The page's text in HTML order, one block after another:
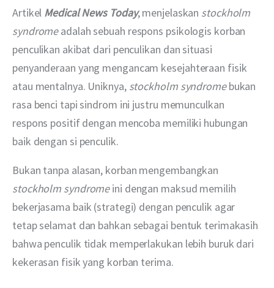
Artikel Medical News Today, menjelaskan stockholm
syndrome adalah sebuah respons psikologis korban
penculikan akibat dari penculikan dan situasi
penyanderaan yang mengancam kesejahteraan fisik
atau mentalnya. Uniknya, stockholm syndrome bukan
rasa benci tapi sindrom ini justru memunculkan
respons positif dengan mencoba memiliki hubungan
baik dengan si penculik.
Bukan tanpa alasan, korban mengembangkan
stockholm syndrome ini dengan maksud memilih
bekerjasama baik (strategi) dengan penculik agar
tetap selamat dan bahkan sebagai bentuk terimakasih
bahwa penculik tidak memperlakukan lebih buruk dari
kekerasan fisik yang korban terima.